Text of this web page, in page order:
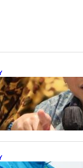
Kepemimpinan
PLTS 100 GW